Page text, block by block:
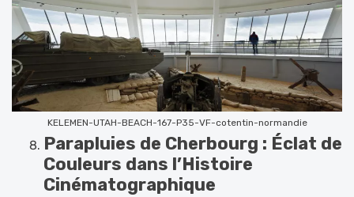
KELEMEN-UTAH-BEACH-167-P35-VF-cotentin-normandie
Parapluies de Cherbourg : Éclat de
Couleurs dans l’Histoire
Cinématographique